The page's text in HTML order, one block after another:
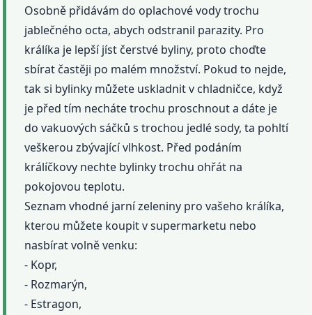
Osobně přidávám do oplachové vody trochu
jablečného octa, abych odstranil parazity. Pro
králíka je lepší jíst čerstvé byliny, proto choďte
sbírat častěji po malém množství. Pokud to nejde,
tak si bylinky můžete uskladnit v chladničce, když
je před tím necháte trochu proschnout a dáte je
do vakuových sáčků s trochou jedlé sody, ta pohltí
veškerou zbývající vlhkost. Před podáním
králíčkovy nechte bylinky trochu ohřát na
pokojovou teplotu.
Seznam vhodné jarní zeleniny pro vašeho králíka,
kterou můžete koupit v supermarketu nebo
nasbírat volně venku:
- Kopr,
- Rozmarýn,
- Estragon,